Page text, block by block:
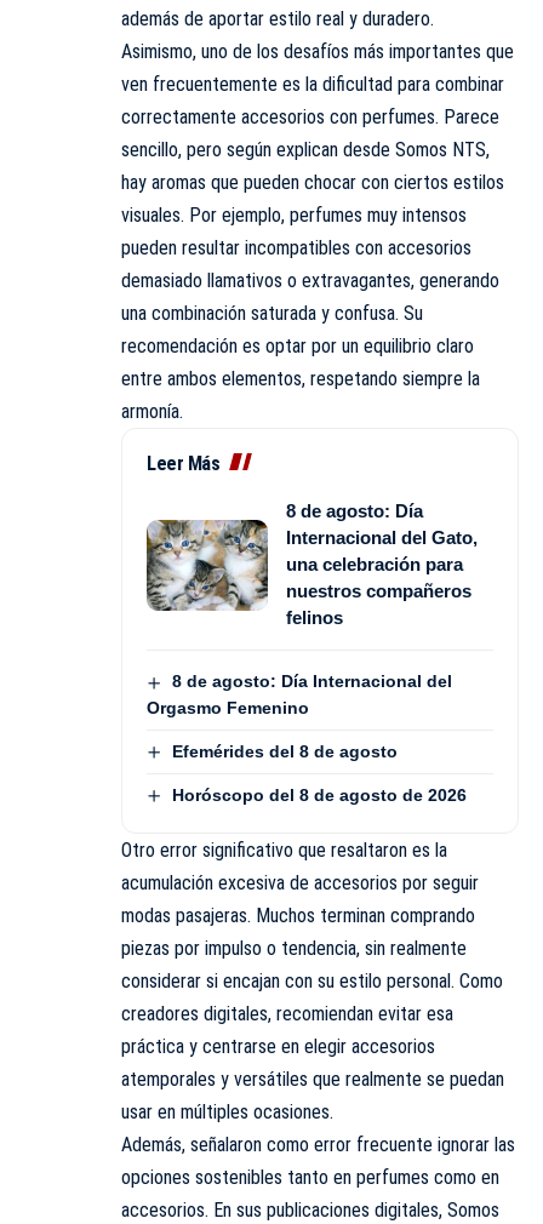
además de aportar estilo real y duradero.
Asimismo, uno de los desafíos más importantes que
ven frecuentemente es la dificultad para combinar
correctamente accesorios con perfumes. Parece
sencillo, pero según explican desde Somos NTS,
hay aromas que pueden chocar con ciertos estilos
visuales. Por ejemplo, perfumes muy intensos
pueden resultar incompatibles con accesorios
demasiado llamativos o extravagantes, generando
una combinación saturada y confusa. Su
recomendación es optar por un equilibrio claro
entre ambos elementos, respetando siempre la
armonía.
Leer Más
8 de agosto: Día
Internacional del Gato,
una celebración para
nuestros compañeros
felinos
8 de agosto: Día Internacional del
Orgasmo Femenino
Efemérides del 8 de agosto
Horóscopo del 8 de agosto de 2026
Otro error significativo que resaltaron es la
acumulación excesiva de accesorios por seguir
modas pasajeras. Muchos terminan comprando
piezas por impulso o tendencia, sin realmente
considerar si encajan con su estilo personal. Como
creadores digitales, recomiendan evitar esa
práctica y centrarse en elegir accesorios
atemporales y versátiles que realmente se puedan
usar en múltiples ocasiones.
Además, señalaron como error frecuente ignorar las
opciones sostenibles tanto en perfumes como en
accesorios. En sus publicaciones digitales, Somos